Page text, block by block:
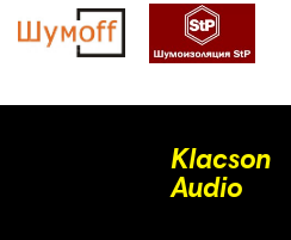
Klacson
Audio